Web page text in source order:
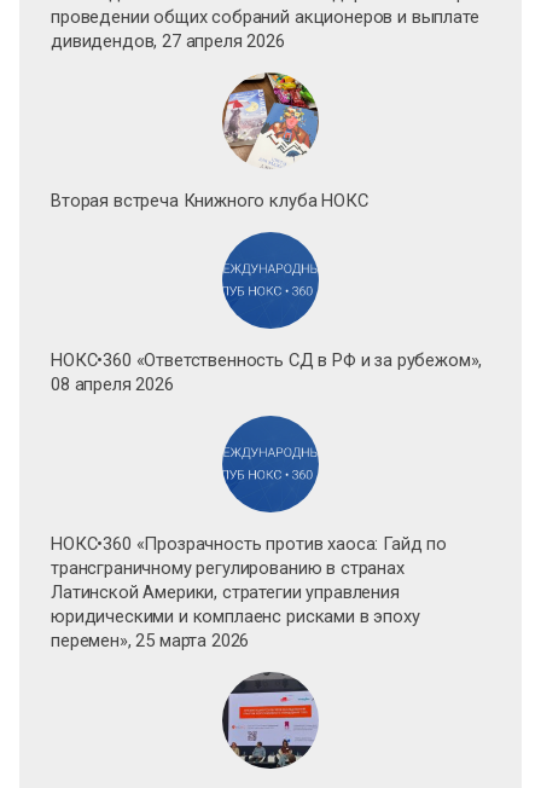
проведении общих собраний акционеров и выплате
дивидендов, 27 апреля 2026
Вторая встреча Книжного клуба НОКС
НОКС•360 «Ответственность СД в РФ и за рубежом»,
08 апреля 2026
НОКС•360 «Прозрачность против хаоса: Гайд по
трансграничному регулированию в странах
Латинской Америки, стратегии управления
юридическими и комплаенс рисками в эпоху
перемен», 25 марта 2026